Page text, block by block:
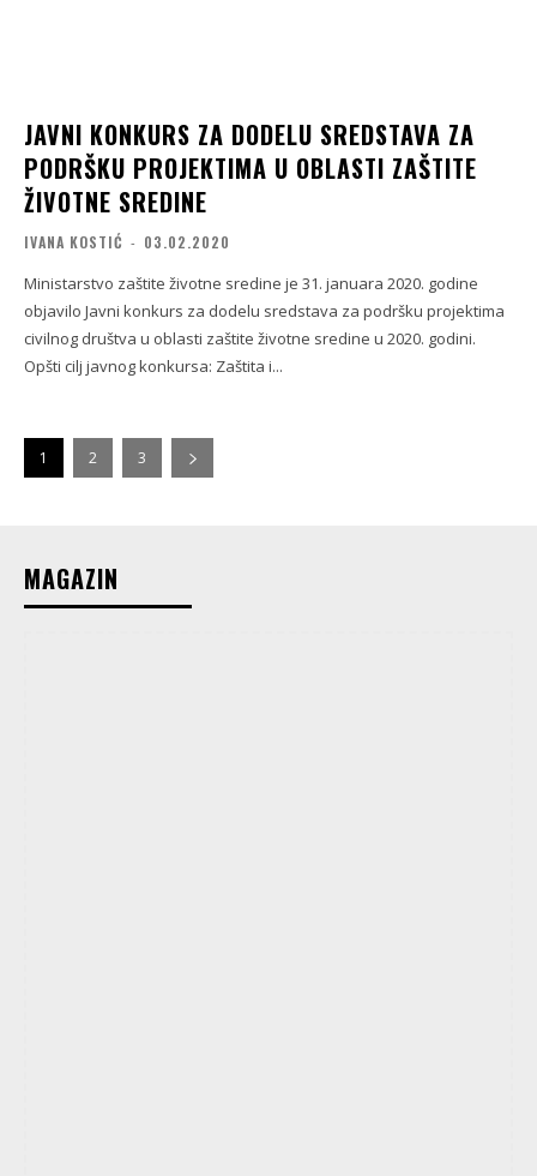
JAVNI KONKURS ZA DODELU SREDSTAVA ZA
PODRŠKU PROJEKTIMA U OBLASTI ZAŠTITE
ŽIVOTNE SREDINE
IVANA KOSTIĆ - 03.02.2020
Ministarstvo zaštite životne sredine je 31. januara 2020. godine
objavilo Javni konkurs za dodelu sredstava za podršku projektima
civilnog društva u oblasti zaštite životne sredine u 2020. godini.
Opšti cilj javnog konkursa: Zaštita i...
1 2 3
MAGAZIN